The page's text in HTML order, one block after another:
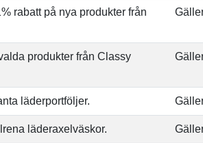
rabatt på nya produkter från
produkter från Classy
läderportföljer.
läderaxelväskor.